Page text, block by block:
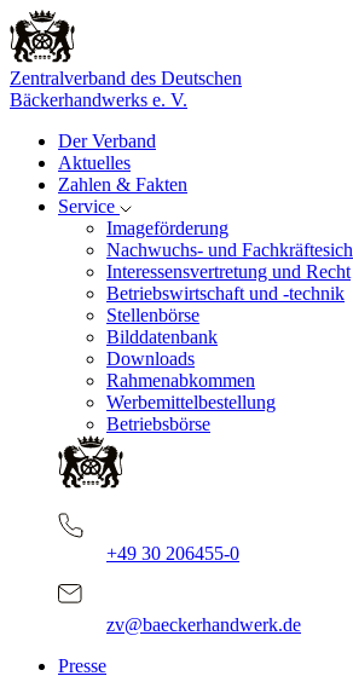
Zentralverband des Deutschen
Bäckerhandwerks e. V.
Der Verband
Aktuelles
Zahlen & Fakten
Service
Imageförderung
Nachwuchs- und
Interessensvertretung und Recht
Betriebswirtschaft und -technik
Stellenbörse
Bilddatenbank
Downloads
Rahmenabkommen
Werbemittelbestellung
Betriebsbörse
+49 30 206455-0
zv@baeckerhandwerk.de
Presse